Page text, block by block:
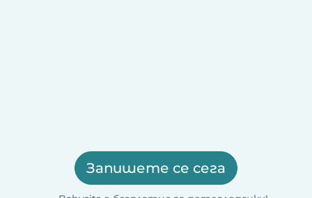
Запишете се сега